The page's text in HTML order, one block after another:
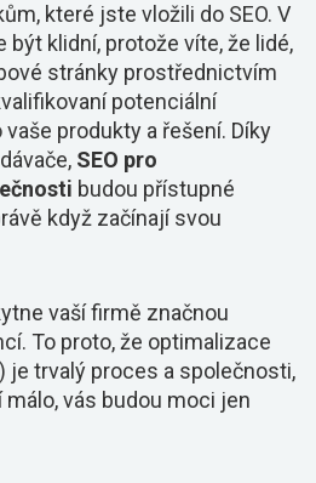
které jste vložili do SEO. V
klidní, protože víte, že lidé,
stránky prostřednictvím
potenciální
produkty a řešení. Díky
SEO pro
budou přístupné
když začínají svou
vaší firmě značnou
To proto, že optimalizace
je trvalý proces a společnosti,
málo, vás budou moci jen